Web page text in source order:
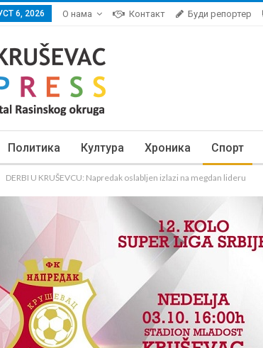
6, 2026 О нама Контакт Буди репортер
Политика Култура Хроника Спорт
DERBI U KRUŠEVCU: Napredak oslabljen izlazi na megdan lideru